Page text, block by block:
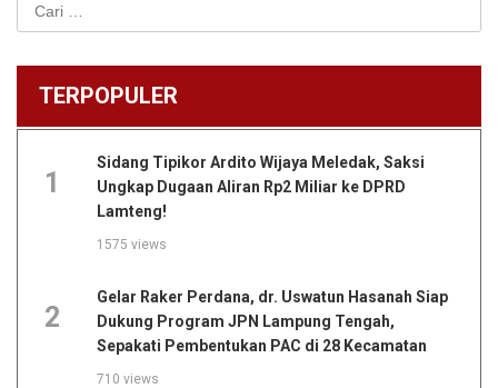
TERPOPULER
1
Sidang Tipikor Ardito Wijaya Meledak, Saksi
Ungkap Dugaan Aliran Rp2 Miliar ke DPRD
Lamteng!
1575 views
2
Gelar Raker Perdana, dr. Uswatun Hasanah Siap
Dukung Program JPN Lampung Tengah,
Sepakati Pembentukan PAC di 28 Kecamatan
710 views